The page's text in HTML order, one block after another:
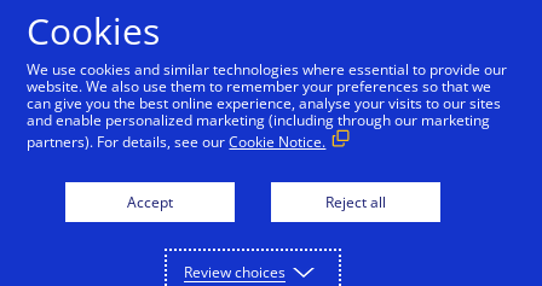
Cybersourceのソリューション
決済の受入れ、不正詐欺の削減、決済データの保護。
これらの機能はCybersourceのプラットフォームに一
度接続するだけで利用できます。
パートナー
Cybersourceのパートナーネットワークは企業の革新
デベロッパー
Cybersourceによるコーディング環境は、企業の皆さ
Cookies
We use cookies and similar technologies where essential to provide our
website. We also use them to remember your preferences so that we
can give you the best online experience, analyse your visits to our sites
and enable personalized marketing (including through our marketing
partners). For details, see ourCookie Notice.
Accept Reject all
Review choices